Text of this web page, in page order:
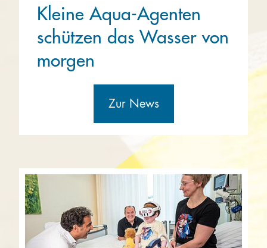
Kleine Aqua-Agenten
schützen das Wasser von
morgen
Zur News